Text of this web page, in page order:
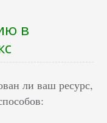
в
ли ваш ресурс,